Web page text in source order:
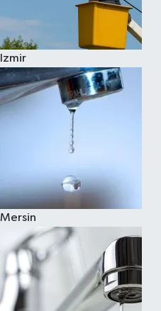
Izmir
Mersin